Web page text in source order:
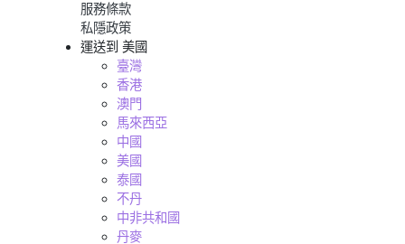
服務條款
私隱政策
運送到 美國
臺灣
香港
澳門
馬來西亞
中國
美國
泰國
不丹
中非共和國
丹麥